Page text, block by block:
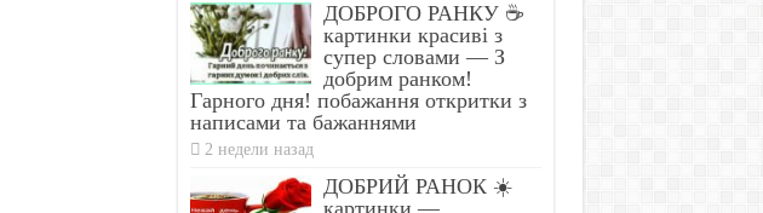
ДОБРОГО РАНКУ ☕
картинки красиві з
супер словами — З
добрим ранком!
Гарного дня! побажання откритки з
написами та бажаннями
2 недели назад
ДОБРИЙ РАНОК ☀️
картинки —